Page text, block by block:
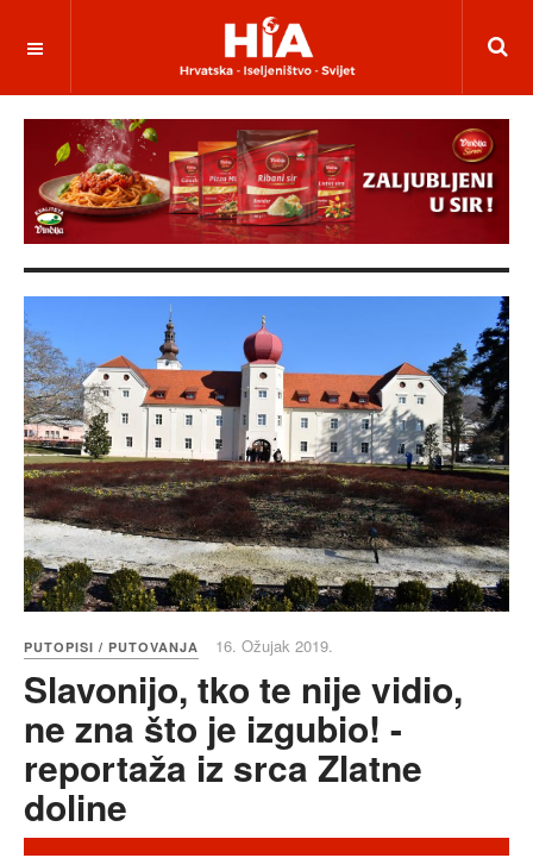
PUTOPISI / PUTOVANJA 16. Ožujak 2019.
Slavonijo, tko te nije vidio,
ne zna što je izgubio! -
reportaža iz srca Zlatne
doline